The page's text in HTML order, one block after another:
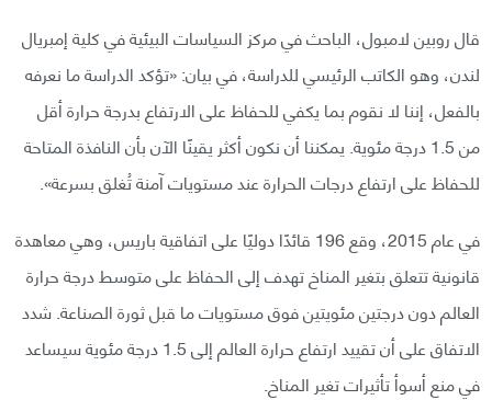
قال روبين لامبول، الباحث في مركز السياسات البيئية في كلية إمبريال
لندن، وهو الكاتب الرئيسي للدراسة، في بيان: «تؤكد الدراسة ما نعرفه
بالفعل، إننا لا نقوم بما يكفي للحفاظ على الارتفاع بدرجة حرارة أقل
من 1.5 درجة مئوية. يمكننا أن نكون أكثر يقينًا الآن بأن النافذة المتاحة
للحفاظ على ارتفاع درجات الحرارة عند مستويات آمنة تُغلق بسرعة».
في عام 2015، وقع 196 قائدًا دوليًا على اتفاقية باريس، وهي معاهدة
قانونية تتعلق بتغير المناخ تهدف إلى الحفاظ على متوسط درجة حرارة
العالم دون درجتين مئويتين فوق مستويات ما قبل ثورة الصناعة. شدد
الاتفاق على أن تقييد ارتفاع حرارة العالم إلى 1.5 درجة مئوية سيساعد
في منع أسوأ تأثيرات تغير المناخ.